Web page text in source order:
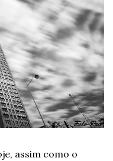
assim como o